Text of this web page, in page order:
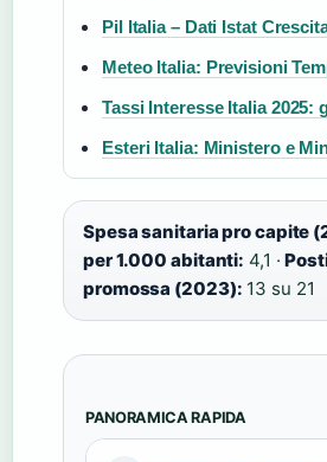
Pil Italia – Dati Istat
Meteo Italia: Previsioni
Tassi Interesse Italia
Esteri Italia: Ministero e
Spesa sanitaria pro capite
per 1.000 abitanti: 4,1 ·
promossa (2023): 13 su 21
PANORAMICA RAPIDA